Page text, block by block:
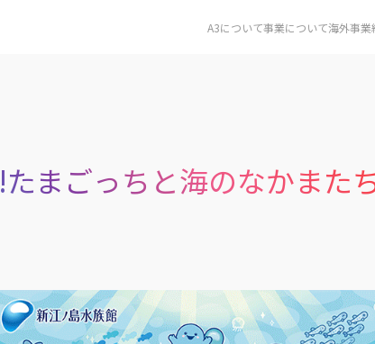
A3について事業について海外事業
たまごっちと海のなかまた